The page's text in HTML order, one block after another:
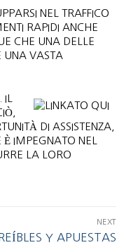
NEL TRAFFICO
RAPIDI ANCHE
CHE UNA DELLE
UNA VASTA
DI ASSISTENZA,
IMPEGNATO NEL
LA LORO
NEXT
Y APUESTAS